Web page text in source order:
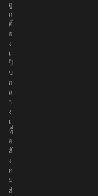
อ
ง
เ
ป็
น
ก
ล
า
ง
เ
พื่
อ
สั
ง
ค
ม
ส่
ง
ข่
า